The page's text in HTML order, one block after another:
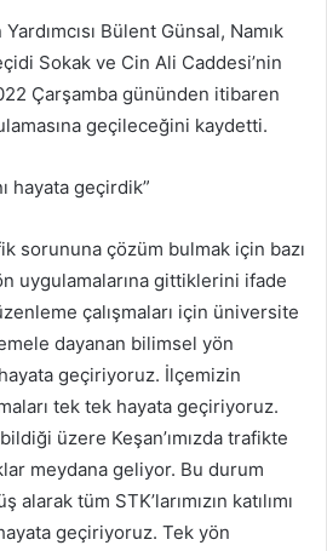
Bülent Günsal, Namık
Sokak ve Cin Ali Caddesi’nin
Çarşamba gününden itibaren
geçileceğini kaydetti.
hayata geçirdik”
sorununa çözüm bulmak için bazı
uygulamalarına gittiklerini ifade
çalışmaları için üniversite
dayanan bilimsel yön
geçiriyoruz. İlçemizin
tek tek hayata geçiriyoruz.
üzere Keşan’ımızda trafikte
meydana geliyor. Bu durum
alarak tüm STK’larımızın katılımı
geçiriyoruz. Tek yön